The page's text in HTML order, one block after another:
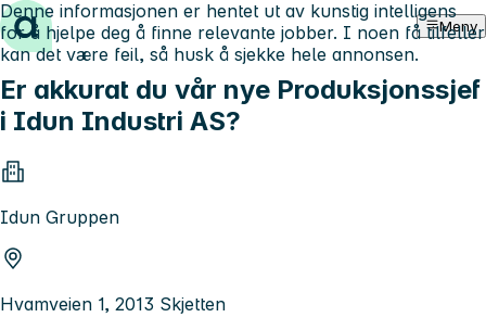
Hopp til innhold Meny
Er akkurat du vår nye Produksjonssjef
i Idun Industri AS?
Idun Gruppen
Hvamveien 1, 2013 Skjetten
Denne informasjonen er hentet ut av kunstig intelligens
for å hjelpe deg å finne relevante jobber. I noen få tilfeller
kan det være feil, så husk å sjekke hele annonsen.